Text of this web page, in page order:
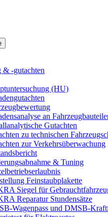
& -gutachten
(HU)
an
Gutachten
zu technischen
zur Verkehrsüberwachung
& Tuning
Feinstaubplakette
Siegel für
Reparatur Stundensätze
Wagenpass und DMSB-